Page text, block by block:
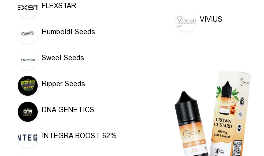
FLEXSTAR
Humboldt Seeds
Sweet Seeds
Ripper Seeds
DNA GENETICS
INTEGRA BOOST 62%
VIVIUS